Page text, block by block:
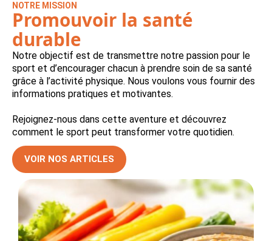
NOTRE MISSION
Promouvoir la santé
durable
Notre objectif est de transmettre notre passion pour le
sport et d’encourager chacun à prendre soin de sa santé
grâce à l’activité physique. Nous voulons vous fournir des
informations pratiques et motivantes.
Rejoignez-nous dans cette aventure et découvrez
comment le sport peut transformer votre quotidien.
VOIR NOS ARTICLES